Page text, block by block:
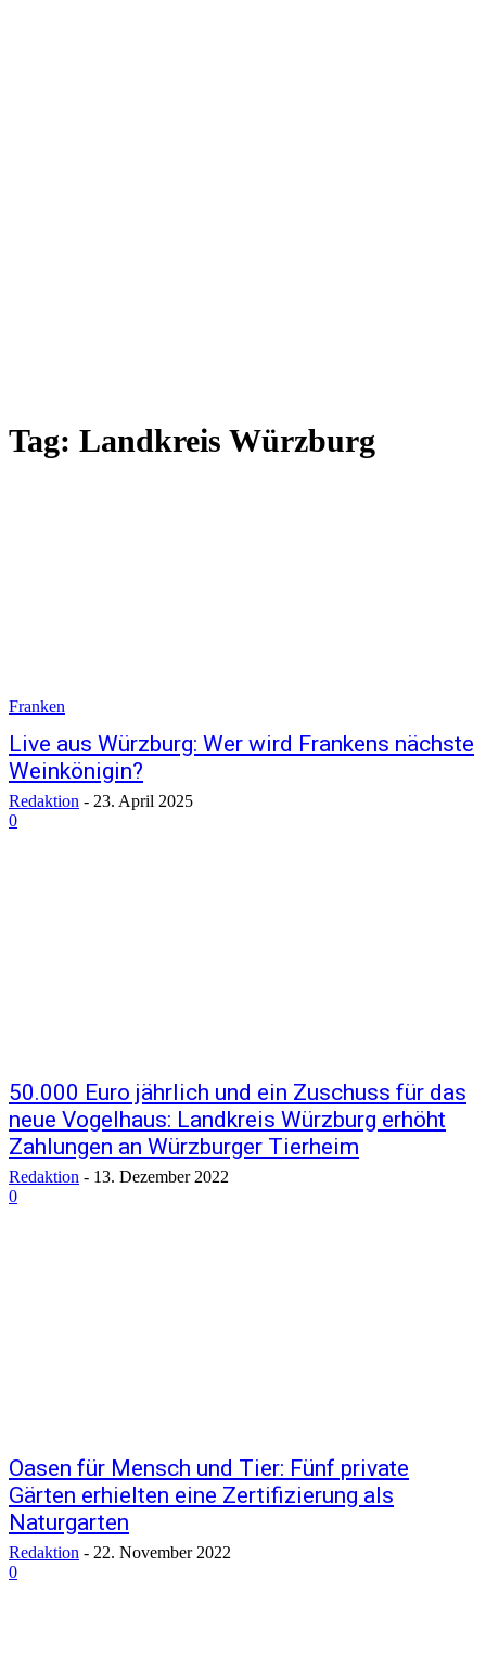
Tag: Landkreis Würzburg
Franken
Live aus Würzburg: Wer wird Frankens nächste
Weinkönigin?
Redaktion - 23. April 2025
0
50.000 Euro jährlich und ein Zuschuss für das
neue Vogelhaus: Landkreis Würzburg erhöht
Zahlungen an Würzburger Tierheim
Redaktion - 13. Dezember 2022
0
Oasen für Mensch und Tier: Fünf private
Gärten erhielten eine Zertifizierung als
Naturgarten
Redaktion - 22. November 2022
0